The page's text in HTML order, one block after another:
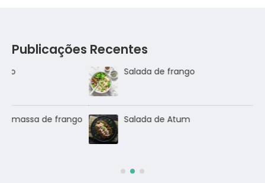
Publicações Recentes
Salada de frango
Salada de Atum